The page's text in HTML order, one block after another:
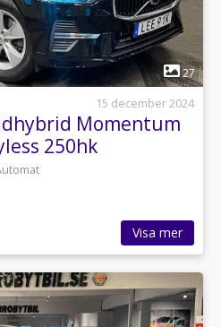
1
27
15 december 2024
Momentum
250hk
Visa mer